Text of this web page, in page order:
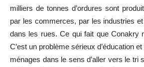
milliers de tonnes d’ordures sont
par les commerces, par les industries
dans les rues. Ce qui fait que Conakry
C’est un problème sérieux d’éducation
ménages dans le sens d’aller vers le tri